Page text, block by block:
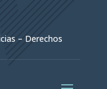
– Derechos